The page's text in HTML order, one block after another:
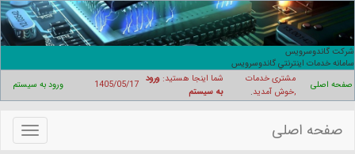
شرکت گاندوسرويس
سامانه خدمات اينترنتي گاندوسرويس
صفحه اصلی
مشتری خدمات
,خوش آمدید.
شما اینجا هستید: ورود
به سیستم
1405/05/17 ورود به سیستم
منوهای
سایت
صفحه اصلی